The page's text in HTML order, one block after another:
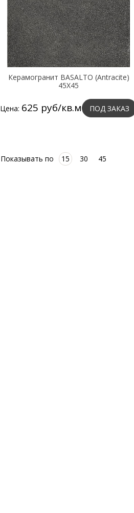
Керамогранит BASALTO (Antracite)
45X45
Цена: 625 руб/кв.м ПОД ЗАКАЗ
Показывать по 15 30 45